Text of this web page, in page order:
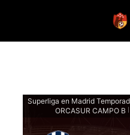
ORCASUR CAMPO B